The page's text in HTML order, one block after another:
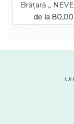
Brățară „
UP ” — morse,
de la